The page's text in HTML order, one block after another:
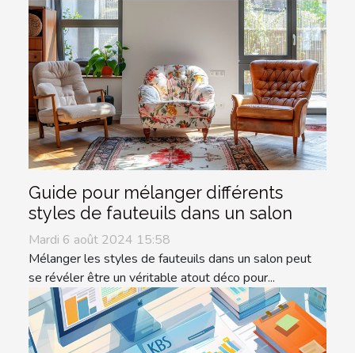
Guide pour mélanger différents
styles de fauteuils dans un salon
Mardi 6 août 2024 15:58
Mélanger les styles de fauteuils dans un salon peut
se révéler être un véritable atout déco pour...